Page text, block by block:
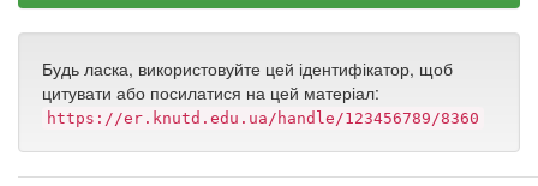
Будь ласка, використовуйте цей ідентифікатор, щоб
цитувати або посилатися на цей матеріал:
https://er.knutd.edu.ua/handle/123456789/8360